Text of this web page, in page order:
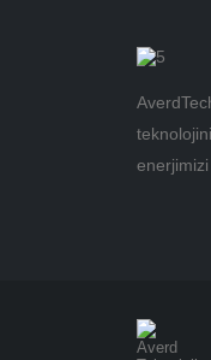
enerjimizi